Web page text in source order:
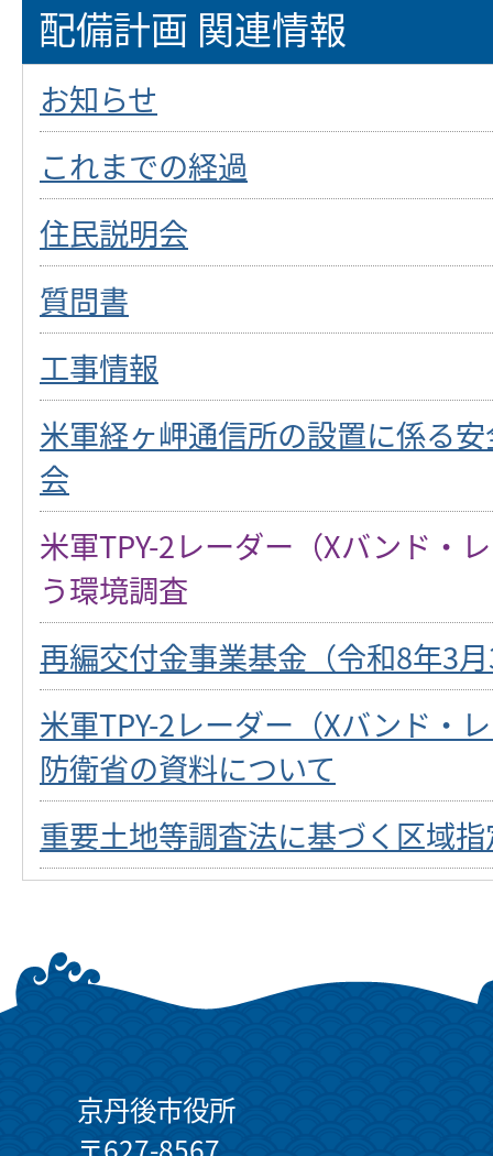
配備計画 関連情報
お知らせ
これまでの経過
住民説明会
質問書
工事情報
米軍経ヶ岬通信所の設置に係る
会
米軍TPY-2レーダー（Xバンド・
う環境調査
再編交付金事業基金（令和8年3
米軍TPY-2レーダー（Xバンド・
防衛省の資料について
重要土地等調査法に基づく区域
京丹後市役所